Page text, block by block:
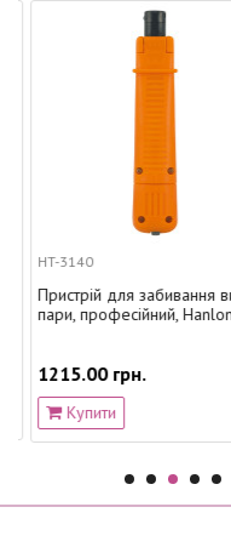
HT-3140
Пристрій для забивання
пари, професійний, Hanlong
1215.00 грн.
Купити